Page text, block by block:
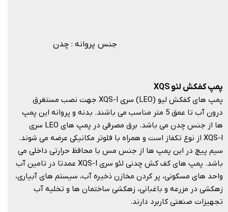
پمپ کفکش لئو
پمپ های کفکش لیو (LEO) سری XQS-I جهت نصب مستغرق
درون آب تا عمق 5 متر مناسب می باشند. بدنه و پروانه این پمپ
ها از جنس چدن می باشد. برق مصرفی در پمپ های LEO سری
XQS-I از نوع تکفاز است و همراه با فلوتر مکانیکی عرضه می شوند.
سیم پیچ در این پمپ ها از جنس مس با محافظ حرارتی داخلی می
باشد. پمپ های کف کش چدنی لئو سری XQS-I عمدتا در تامین آب
واحد های مسکونی، پر کردن مخازن ذخیره آب، سیستم های آبیاری،
زهکشی در مزرعه و باغبانی، زهکشی ساختمان ها و تخلیه آب
تجهیزات صنعتی کاربرد دارند.
جنس پروانه : چدن